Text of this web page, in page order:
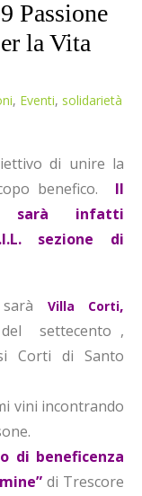
Passione
la Vita
, Eventi, solidarietà
di unire la
benefico. Il
sarà infatti
sezione di
Villa Corti,
settecento ,
Corti di Santo
vini incontrando
di beneficenza
di Trescore